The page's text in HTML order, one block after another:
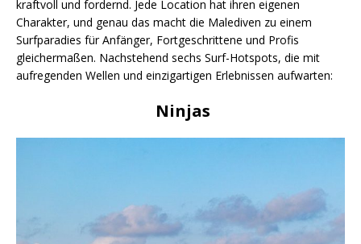
kraftvoll und fordernd. Jede Location hat ihren eigenen
Charakter, und genau das macht die Malediven zu einem
Surfparadies für Anfänger, Fortgeschrittene und Profis
gleichermaßen. Nachstehend sechs Surf-Hotspots, die mit
aufregenden Wellen und einzigartigen Erlebnissen aufwarten:
Ninjas